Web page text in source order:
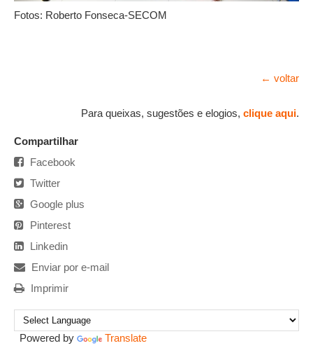
Fotos: Roberto Fonseca-SECOM
← voltar
Para queixas, sugestões e elogios, clique aqui.
Compartilhar
Facebook
Twitter
Google plus
Pinterest
Linkedin
Enviar por e-mail
Imprimir
Powered by Translate